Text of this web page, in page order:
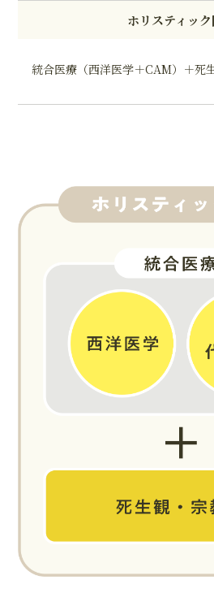
ホリスティッ
統合医療（西洋医学＋CAM）＋死